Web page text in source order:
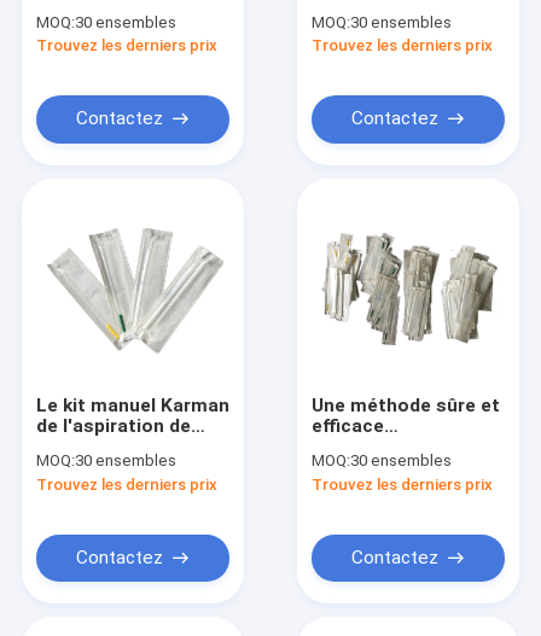
aspirateur et une
canule manuels de
MOQ:30 ensembles
Trouvez les derniers prix
Contactez
moins de douleur de
saignement basse
MOQ:30 ensembles
Trouvez les derniers prix
Contactez
Le kit manuel Karman
de l'aspiration de
d'éthylène MVA
faisant l'avortement
MVA fonctionnant
pour des femmes
MOQ:30 ensembles
Trouvez les derniers prix
Contactez
Une méthode sûre et
efficace
chirurgicaux MVA
jusqu'à 12 semaines
MOQ:30 ensembles
Trouvez les derniers prix
Contactez